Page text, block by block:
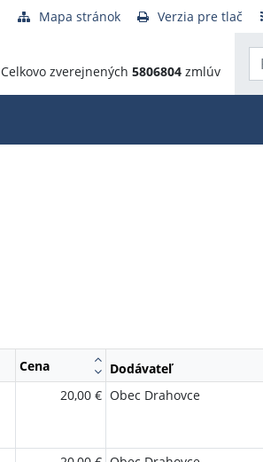
Mapa stránok Verzia pre tlač
Celkovo zverejnených 5806804 zmlúv
Cena Dodávateľ
20,00 € Obec Drahovce